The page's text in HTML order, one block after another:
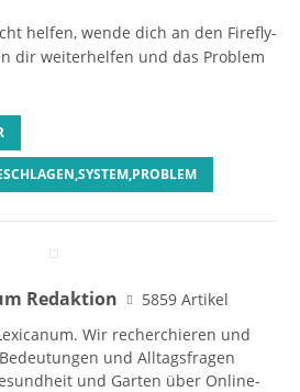
helfen, wende dich an den Firefly-
dir weiterhelfen und das Problem
Redaktion
5859 Artikel
Wir recherchieren und
und Alltagsfragen
und Garten über Online-